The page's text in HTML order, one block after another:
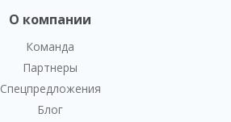
О компании
Команда
Партнеры
Спецпредложения
Блог